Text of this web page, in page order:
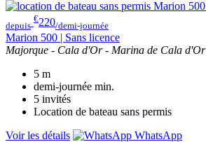
depuis
€220/demi-journée
Marion 500 | Sans licence
Majorque - Cala d'Or - Marina de Cala d'Or
5 m
demi-journée min.
5 invités
Location de bateau sans permis
Voir les détails
WhatsApp